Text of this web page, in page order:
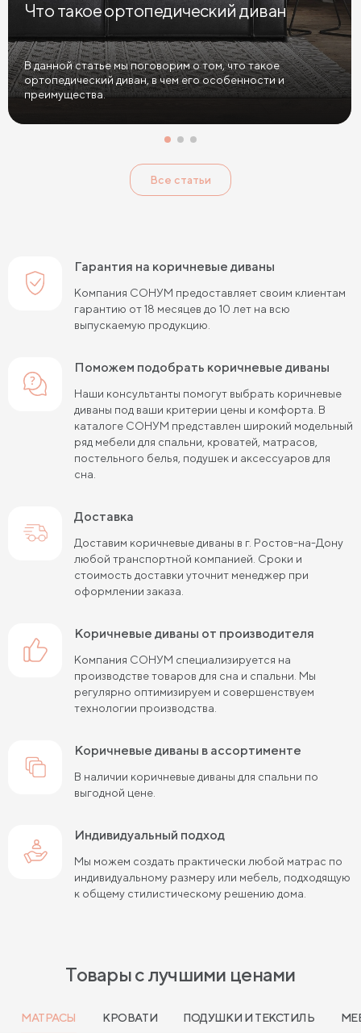
Диваны в спальню Диваны с подушками
Большие диваны Диваны софа Диваны из велюра
Диваны антикоготь
Что такое ортопедический диван
В данной статье мы поговорим о том, что такое
ортопедический диван, в чем его особенности и
преимущества.
Все статьи
Гарантия на коричневые диваны
Компания СОНУМ предоставляет своим клиентам
гарантию от 18 месяцев до 10 лет на всю
выпускаемую продукцию.
Поможем подобрать коричневые диваны
Наши консультанты помогут выбрать коричневые
диваны под ваши критерии цены и комфорта. В
каталоге СОНУМ представлен широкий модельный
ряд мебели для спальни, кроватей, матрасов,
постельного белья, подушек и аксессуаров для
сна.
Доставка
Доставим коричневые диваны в г. Ростов-на-Дону
любой транспортной компанией. Сроки и
стоимость доставки уточнит менеджер при
оформлении заказа.
коричневые диваны от производителя
Компания СОНУМ специализируется на
производстве товаров для сна и спальни. Мы
регулярно оптимизируем и совершенствуем
технологии производства.
коричневые диваны в ассортименте
В наличии коричневые диваны для спальни по
выгодной цене.
Индивидуальный подход
Мы можем создать практически любой матрас по
индивидуальному размеру или мебель, подходящую
к общему стилистическому решению дома.
Товары с лучшими ценами
МАТРАСЫ КРОВАТИ ПОДУШКИ И ТЕКСТИЛЬ